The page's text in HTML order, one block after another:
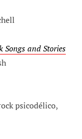
Songs and Stories
psicodélico,